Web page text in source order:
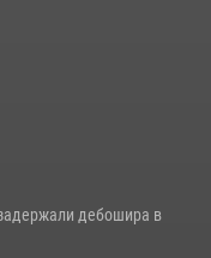
артиллерийский
дебошира в